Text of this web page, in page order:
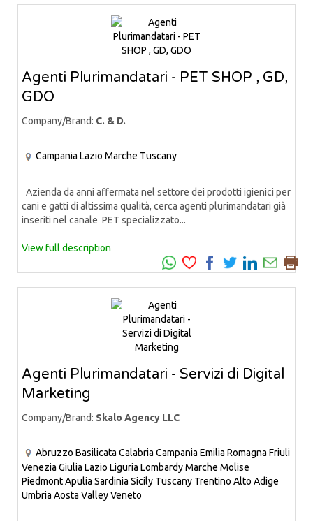
Agenti Plurimandatari - PET SHOP , GD,
GDO
Company/Brand: C. & D.
Campania Lazio Marche Tuscany
Azienda da anni affermata nel settore dei prodotti igienici per
cani e gatti di altissima qualità, cerca agenti plurimandatari già
inseriti nel canale PET specializzato...
View full description
Agenti Plurimandatari - Servizi di Digital
Marketing
Company/Brand: Skalo Agency LLC
Abruzzo Basilicata Calabria Campania Emilia Romagna Friuli
Venezia Giulia Lazio Liguria LombardyMarche Molise
PiedmontApulia Sardinia Sicily Tuscany Trentino Alto Adige
Umbria Aosta ValleyVeneto